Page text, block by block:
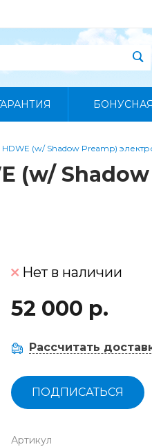
(w/ Shadow Preamp)
(w/
Нет в наличии
52 000 р.
Рассчитать
ПОДПИСАТЬСЯ
Артикул